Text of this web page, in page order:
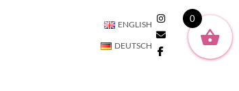
ENGLISH
DEUTSCH
SOCIAL20